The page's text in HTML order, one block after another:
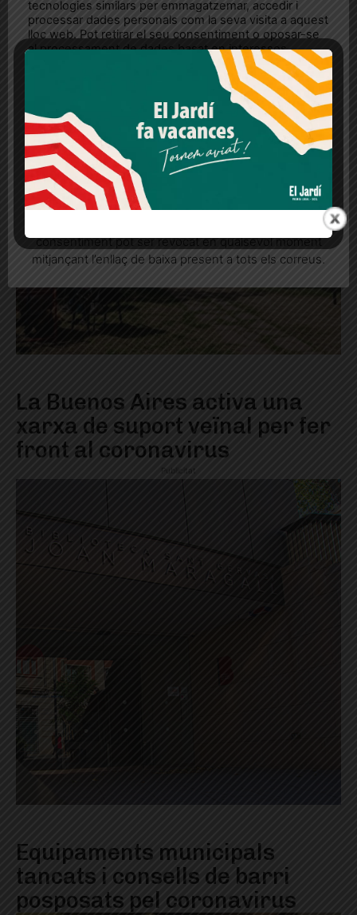
El teletreball
La Buenos Aires activa una
xarxa de suport veïnal per fer
front al coronavirus
Publicitat
Equipaments municipals
tancats i consells de barri
posposats pel coronavirus
tecnologies similars per emmagatzemar, accedir i
processar dades personals com la seva visita a aquest
lloc web. Pot retirar el seu consentiment o oposar-se
al processament de dades basat en interessos
legítims en qualsevol moment fent clic a "Ajustos de
cookies" o a la nostra Política de privacitat en aquest
lloc web. Si cliques "acceptar" dones el teu
Més informació Acceptar Rebutjar tot
Quan l’usuari crea un compte al Diari el Jardí, dona el
seu consentiment explícit per rebre comunicacions
consentiment pot ser revocat en qualsevol moment
mitjançant l’enllaç de baixa present a tots els correus.